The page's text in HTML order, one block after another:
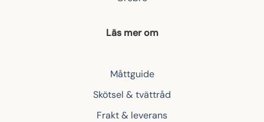
Läs mer om
Måttguide
Skötsel & tvättråd
Frakt & leverans